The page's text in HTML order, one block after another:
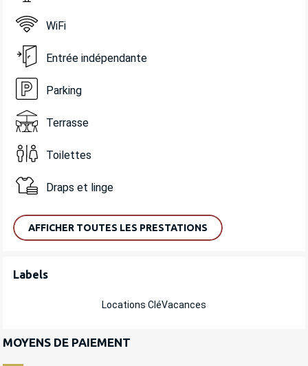
WiFi
Entrée indépendante
Parking
Terrasse
Toilettes
Draps et linge
AFFICHER TOUTES LES PRESTATIONS
OFFRES DE PRESTATIONS
Labels
Labels
Locations CléVacances
MOYENS DE PAIEMENT